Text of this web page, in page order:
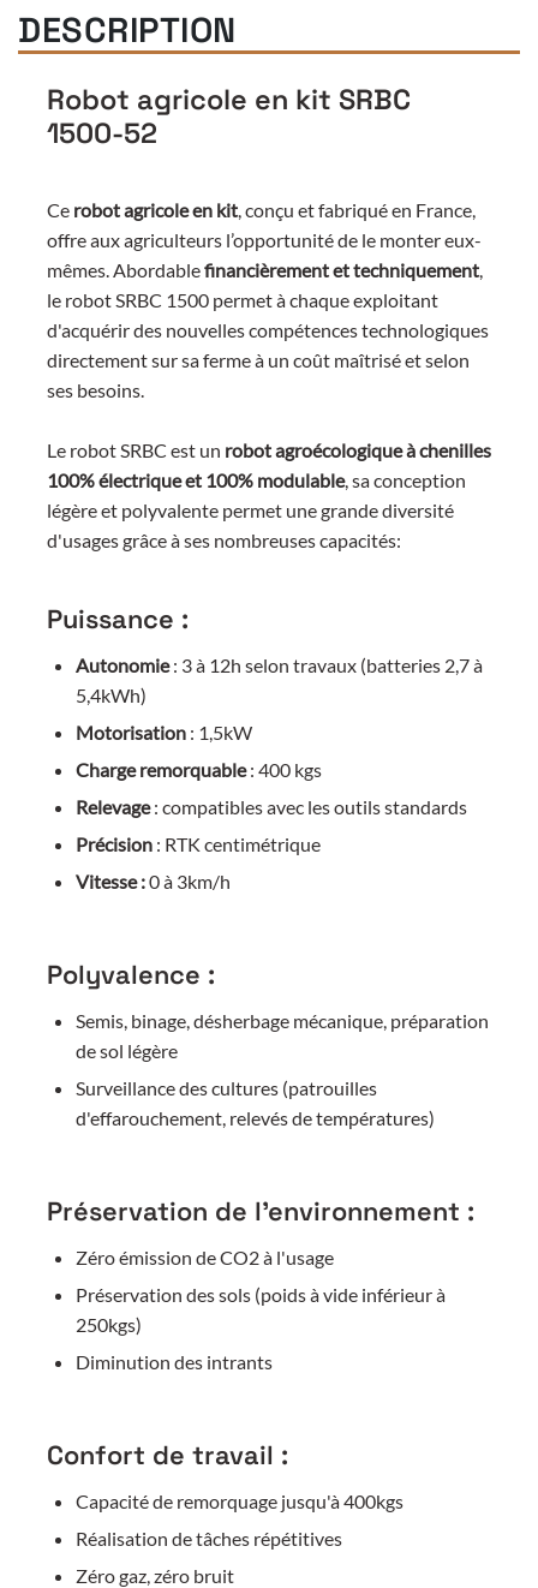
DESCRIPTION
Robot agricole en kit SRBC
1500-52
Ce robot agricole en kit , conçu et fabriqué en France,
offre aux agriculteurs l’opportunité de le monter eux-
mêmes. Abordablefinancièrement et techniquement
le robot SRBC 1500 permet à chaque exploitant
d'acquérir des nouvelles compétences technologiques
directement sur sa ferme à un coût maîtrisé et selon
ses besoins.
Le robot SRBC est un robot agroécologique à chenilles
100% électrique et 100% modulable, sa conception
légère et polyvalente permet une grande diversité
d'usages grâce à ses nombreuses capacités:
Puissance :
Autonomie: 3 à 12h selon travaux (batteries 2,7 à
5,4kWh)
Motorisation : 1,5kW
Charge remorquable: 400 kgs
Relevage: compatibles avec les outils standards
Précision : RTK centimétrique
Vitesse :0 à 3km/h
Polyvalence :
Semis, binage, désherbage mécanique, préparation
de sol légère
Surveillance des cultures (patrouilles
d'effarouchement, relevés de températures)
Préservation de l'environnement :
Zéro émission de CO2 à l'usage
Préservation des sols (poids à vide inférieur à
250kgs)
Diminution des intrants
Confort de travail :
Capacité de remorquage jusqu'à 400kgs
Réalisation de tâches répétitives
Zéro gaz, zéro bruit